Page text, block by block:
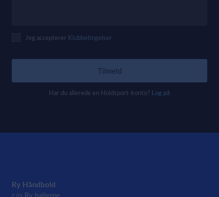
Jeg accepterer Klubbetingelser
Tilmeld
Har du allerede en Holdsport-konto? Log på
Ry Håndbold
c/o Ry hallerne